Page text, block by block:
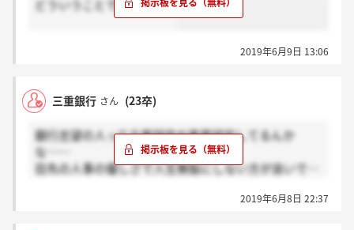
り崩し益」などを相殺したもの。２０００年代初頭に
かけ、多くの銀行が巨額の費用を計上し経営危機に陥
ここ数年は景気拡大を背景に「取り崩し益」が拡
利で本業の収益が悪化する地銀は「与信関係収支の改
善で利益を確保する構図が続いてきた」（日銀幹部）
とされる。
しかし、こうした構図は「５年、１０年と続くわけ
ではない」（黒田東彦日銀総裁）と警戒されてきた。
実際、１９年３月期には、静岡銀行の与信関係の収支
が前期の４５億円の利益から一転、４８億円の損失と
どういうことでしょうか？
2019年6月9日 13:06
三重銀行 さん (23卒)
銀行志望の人って企業研究や業界研究してるんか
な……
目先の人事の優しさで人生無駄にしない方が良いで…
まあ転職ありきで銀行志望してるのなら別だけどな。
2019年6月8日 22:37